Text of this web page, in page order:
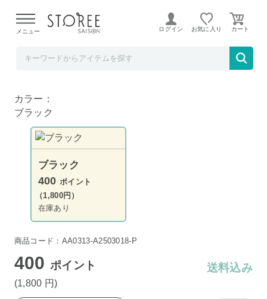
よる配送遅延が発生しております。
メニュー ログイン お気に入り
Anker PowerWave 10 Pad
カラー：
ブラック
ブラック
400ポイント
（1,800円）
在庫あり
商品コード：AA0313-A2503018-P
400ポイント
(1,800 円)
送料込み